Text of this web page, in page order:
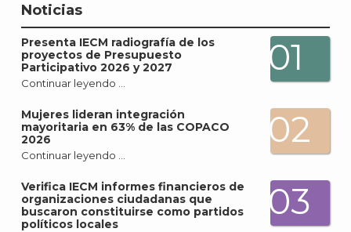
Noticias
Presenta IECM radiografía de los
proyectos de Presupuesto
Participativo 2026 y 2027
Continuar leyendo …
01
Mujeres lideran integración
mayoritaria en 63% de las COPACO
2026
Continuar leyendo …
02
Verifica IECM informes financieros de
organizaciones ciudadanas que
buscaron constituirse como partidos
políticos locales
03